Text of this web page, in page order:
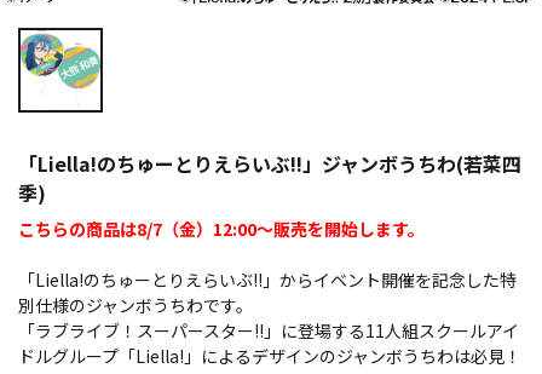
「Liella!のちゅーとりえらいぶ!!」ジャンボうちわ(若菜四
季)
こちらの商品は8/7（金）12:00～販売を開始します。
「Liella!のちゅーとりえらいぶ!!」からイベント開催を記念した特
別仕様のジャンボうちわです。
「ラブライブ！スーパースター!!」に登場する11人組スクールアイ
ドルグループ「Liella!」によるデザインのジャンボうちわは必見！